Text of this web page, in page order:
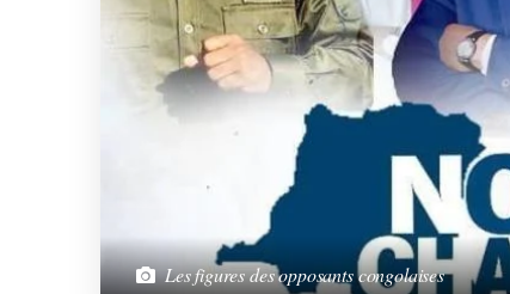
Les figures des opposants congolaises